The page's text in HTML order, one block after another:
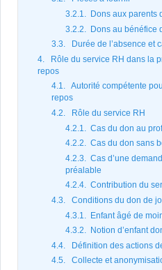
3.2.1. Dons aux parents
3.2.2. Dons au bénéfice
3.3. Durée de l’absence et
4. Rôle du service RH dans la
repos
4.1. Autorité compétente
repos
4.2. Rôle du service RH
4.2.1. Cas du don au
4.2.2. Cas du don sans
4.2.3. Cas d’une
préalable
4.2.4. Contribution du
4.3. Conditions du don de
4.3.1. Enfant âgé de
4.3.2. Notion d’enfant
4.4. Définition des actions
4.5. Collecte et